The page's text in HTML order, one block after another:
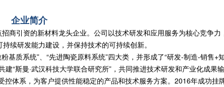
企业简介
商引资的新材料龙头企业。公司以技术研发和应用服务为核心竞争力
续研发能力建设，并保持技术的可持续创新。
基质系统”、“先进陶瓷原料系统”四大类，并形成了“研发-制造-销售+
“斯曼·武汉科技大学联合研究所”，共同推进技术研发和产业化成果输
体系，为客户提供性能稳定的产品和技术服务方案。2016年成功挂